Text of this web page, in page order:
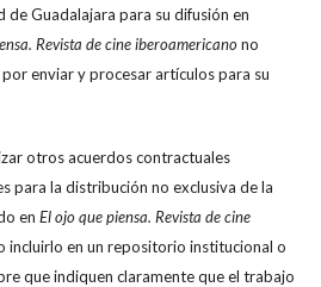
de Guadalajara para su difusión en
Revista de cine iberoamericanono
enviar y procesar artículos para su
otros acuerdos contractuales
para la distribución no exclusiva de la
en El ojo que piensa. Revista de cine
incluirlo en un repositorio institucional o
que indiquen claramente que el trabajo